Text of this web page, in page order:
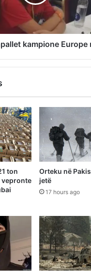
kampione Europe
ton
vepronte
Orteku në
jetë
17 hours ago